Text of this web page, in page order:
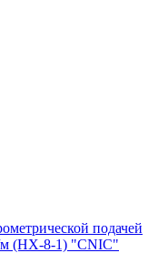
подачей
м (HX-8-1) "CNIC"